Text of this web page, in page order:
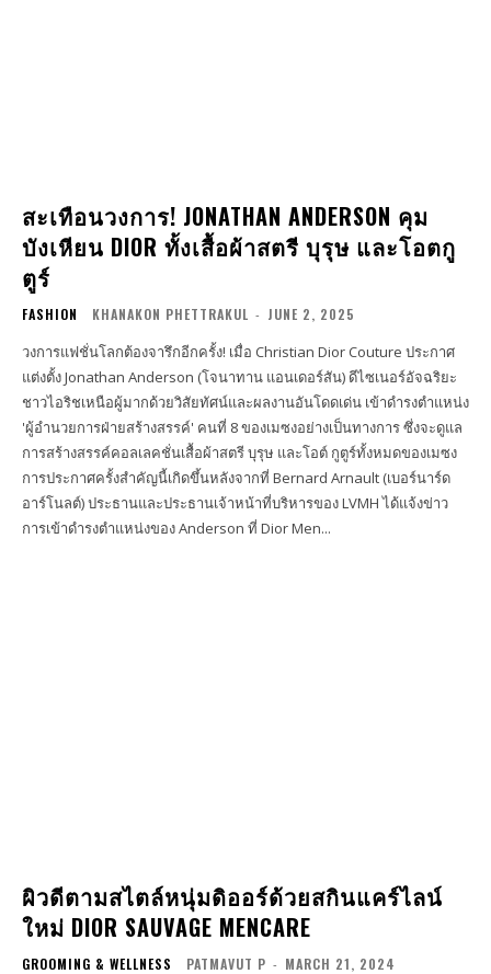
สะเทือนวงการ! JONATHAN ANDERSON คุม
บังเหียน DIOR ทั้งเสื้อผ้าสตรี บุรุษ และโอตกู
ตูร์
FASHION KHANAKON PHETTRAKUL - JUNE 2, 2025
วงการแฟชั่นโลกต้องจารึกอีกครั้ง! เมื่อ Christian Dior Couture ประกาศ
แต่งตั้ง Jonathan Anderson (โจนาทาน แอนเดอร์สัน) ดีไซเนอร์อัจฉริยะ
ชาวไอริชเหนือผู้มากด้วยวิสัยทัศน์และผลงานอันโดดเด่น เข้าดำรงตำแหน่ง
'ผู้อำนวยการฝ่ายสร้างสรรค์' คนที่ 8 ของเมซงอย่างเป็นทางการ ซึ่งจะดูแล
การสร้างสรรค์คอลเลคชั่นเสื้อผ้าสตรี บุรุษ และโอต์ กูตูร์ทั้งหมดของเมซง
การประกาศครั้งสำคัญนี้เกิดขึ้นหลังจากที่ Bernard Arnault (เบอร์นาร์ด
อาร์โนลต์) ประธานและประธานเจ้าหน้าที่บริหารของ LVMH ได้แจ้งข่าว
การเข้าดำรงตำแหน่งของ Anderson ที่ Dior Men...
ผิวดีตามสไตล์หนุ่มดิออร์ด้วยสกินแคร์ไลน์
ใหม่ DIOR SAUVAGE MENCARE
GROOMING & WELLNESS PATMAVUT P - MARCH 21, 2024